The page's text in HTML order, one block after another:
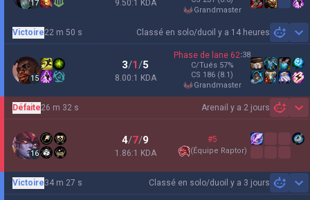
17 9.50:1 KDA
grandmaster
Classé en solo/duoil y a 14 heures
Victoire22 m 50 s
15
3/1/5
8.00:1 KDA
Phase de lane 62:38
C/Tués 57%
CS 186 (8.1)
grandmaster
Arenail y a 2 jours
Défaite26 m 32 s
16
4/7/9
1.86:1 KDA
#5
(Équipe Raptor)
Classé en solo/duoil y a 3 jours
Victoire34 m 27 s